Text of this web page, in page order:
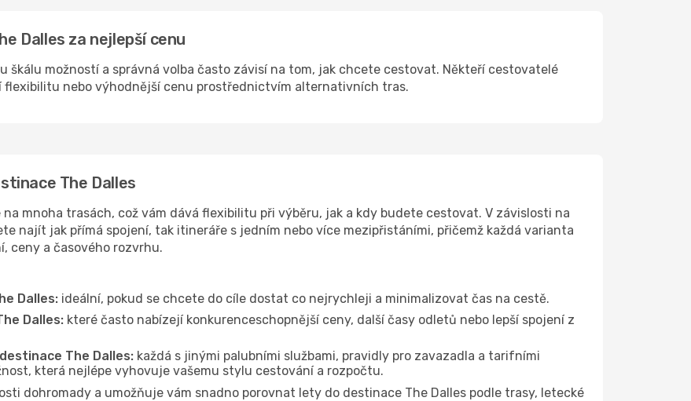
Dalles za nejlepší cenu
škálu možností a správná volba často závisí na tom, jak chcete cestovat. Někteří cestovatelé
nebo výhodnější cenu prostřednictvím alternativních tras.
The Dalles
mnoha trasách, což vám dává flexibilitu při výběru, jak a kdy budete cestovat. V závislosti na
najít jak přímá spojení, tak itineráře s jedním nebo více mezipřistáními, přičemž každá varianta
ceny a časového rozvrhu.
Dalles: ideální, pokud se chcete do cíle dostat co nejrychleji a minimalizovat čas na cestě.
Dalles: které často nabízejí konkurenceschopnější ceny, další časy odletů nebo lepší spojení z
The Dalles: každá s jinými palubními službami, pravidly pro zavazadla a tarifními
která nejlépe vyhovuje vašemu stylu cestování a rozpočtu.
dohromady a umožňuje vám snadno porovnat lety do destinace The Dalles podle trasy, letecké